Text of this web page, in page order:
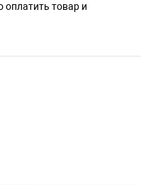
оплатить товар и